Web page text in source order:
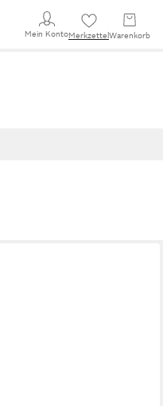
Mein KontoMerkzettel Warenkorb